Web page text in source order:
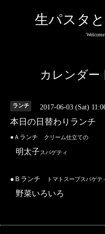
生パスタ
カレンダー
ランチ 2017-06-03 (Sat)
本日の日替わりランチ
●Ａランチ クリーム仕立ての
明太子スパゲティ
●Ｂランチ トマトスープスパゲテ
野菜いろいろ